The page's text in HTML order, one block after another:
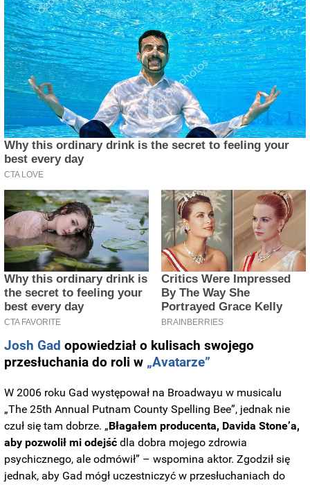
Josh Gad opowiedział o kulisach swojego
przesłuchania do roli w „Avatarze”
W 2006 roku Gad występował na Broadwayu w musicalu
„The 25th Annual Putnam County Spelling Bee”, jednak nie
czuł się tam dobrze. „Błagałem producenta, Davida Stone’a,
aby pozwolił mi odejść dla dobra mojego zdrowia
psychicznego, ale odmówił” – wspomina aktor. Zgodził się
jednak, aby Gad mógł uczestniczyć w przesłuchaniach do